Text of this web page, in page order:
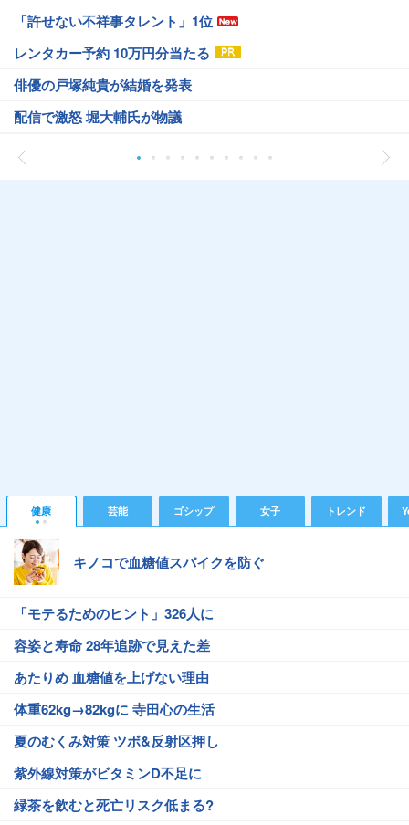
「許せない不祥事タレント」1位
レンタカー予約 10万円分当たる
俳優の戸塚純貴が結婚を発表
配信で激怒 堀大輔氏が物議
健康 芸能 ゴシップ 女子 トレンド
キノコで血糖値スパイクを防ぐ
「モテるためのヒント」326人に
容姿と寿命 28年追跡で見えた差
あたりめ 血糖値を上げない理由
体重62kg→82kgに 寺田心の生活
夏のむくみ対策 ツボ&反射区押し
紫外線対策がビタミンD不足に
緑茶を飲むと死亡リスク低まる?